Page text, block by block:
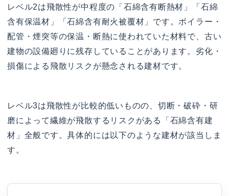
レベル2は飛散性が中程度の「石綿含有断熱材」「石綿
含有保温材」「石綿含有耐火被覆材」です。ボイラー・
配管・煙突等の保温・断熱に使われていた材料で、古い
建物の設備廻りに残存していることがあります。劣化・
損傷による飛散リスクが懸念される建材です。
レベル3は飛散性が比較的低いものの、切断・破砕・研
磨によって繊維が飛散するリスクがある「石綿含有建
材」全般です。具体的には以下のような建材が該当しま
す。